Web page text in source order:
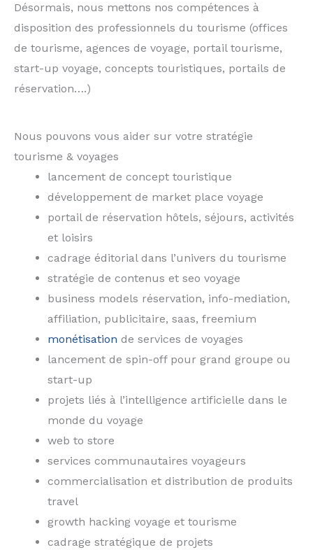
Désormais, nous mettons nos compétences à
disposition des professionnels du tourisme (offices
de tourisme, agences de voyage, portail tourisme,
start-up voyage, concepts touristiques, portails de
réservation….)
Nous pouvons vous aider sur votre stratégie
tourisme & voyages
lancement de concept touristique
développement de market place voyage
portail de réservation hôtels, séjours, activités
et loisirs
cadrage éditorial dans l’univers du tourisme
stratégie de contenus et seo voyage
business models réservation, info-mediation,
affiliation, publicitaire, saas, freemium
monétisation de services de voyages
lancement de spin-off pour grand groupe ou
start-up
projets liés à l’intelligence artificielle dans le
monde du voyage
web to store
services communautaires voyageurs
commercialisation et distribution de produits
travel
growth hacking voyage et tourisme
cadrage stratégique de projets